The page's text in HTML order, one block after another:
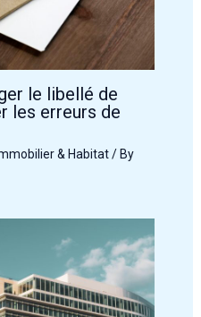
le libellé de
les erreurs de
& Habitat/ By